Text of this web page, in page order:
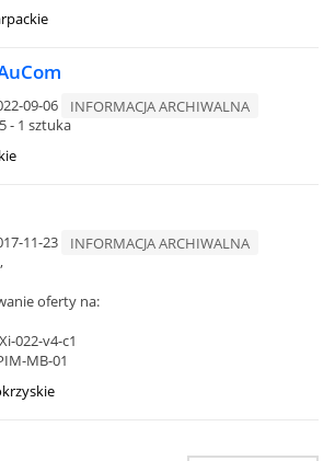
09-06
INFORMACJA ARCHIWALNA
- 1 sztuka
11-23
INFORMACJA ARCHIWALNA
oferty na:
022-v4-c1
MB-01